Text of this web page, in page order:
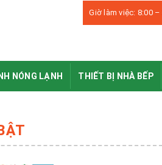
Giờ làm việc: 8:00 –
NÓNG LẠNH THIẾT BỊ NHÀ BẾP